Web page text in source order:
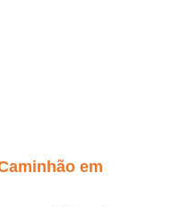
em